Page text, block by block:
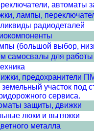
автоматы
лампы,
радиодеталей
(большой выбор,
самосвалы для работы
предохранители
участок под
сервиса.
защиты, движки
люки и вытяжки
металла